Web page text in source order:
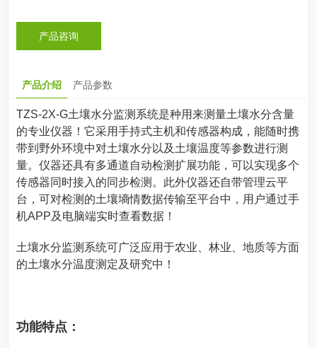
产品咨询
产品介绍 产品参数
TZS-2X-G土壤水分监测系统是种用来测量土壤水分含量
的专业仪器！它采用手持式主机和传感器构成，能随时携
带到野外环境中对土壤水分以及土壤温度等参数进行测
量。仪器还具有多通道自动检测扩展功能，可以实现多个
传感器同时接入的同步检测。此外仪器还自带管理云平
台，可对检测的土壤墒情数据传输至平台中，用户通过手
机APP及电脑端实时查看数据！
土壤水分监测系统可广泛应用于农业、林业、地质等方面
的土壤水分温度测定及研究中！
功能特点：